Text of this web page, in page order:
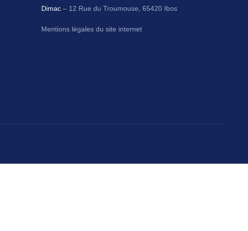
Dimac– 12 Rue du Troumouse, 65420 Ibos
Mentions légales du site internet